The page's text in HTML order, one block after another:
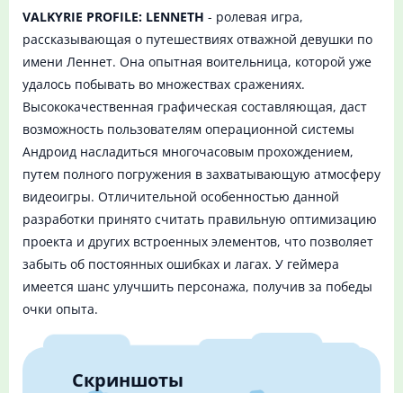
VALKYRIE PROFILE: LENNETH - ролевая игра,
рассказывающая о путешествиях отважной девушки по
имени Леннет. Она опытная воительница, которой уже
удалось побывать во множествах сражениях.
Высококачественная графическая составляющая, даст
возможность пользователям операционной системы
Андроид насладиться многочасовым прохождением,
путем полного погружения в захватывающую атмосферу
видеоигры. Отличительной особенностью данной
разработки принято считать правильную оптимизацию
проекта и других встроенных элементов, что позволяет
забыть об постоянных ошибках и лагах. У геймера
имеется шанс улучшить персонажа, получив за победы
очки опыта.
Скриншоты